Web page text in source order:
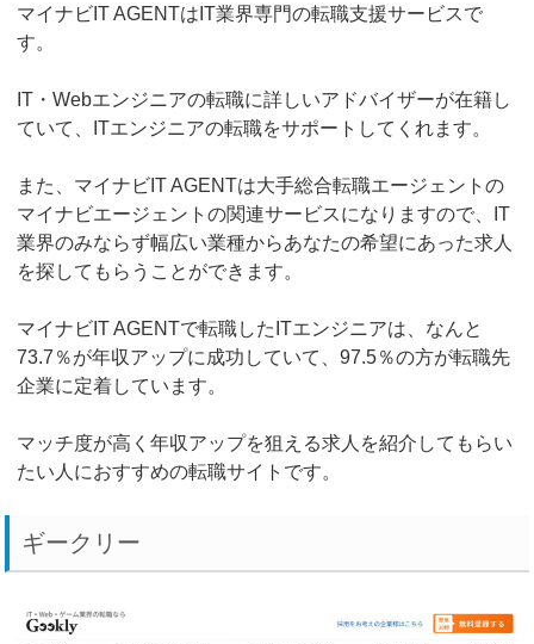
マイナビIT AGENTはIT業界専門の転職支援サービスで
す。
IT・Webエンジニアの転職に詳しいアドバイザーが在籍し
ていて、ITエンジニアの転職をサポートしてくれます。
また、マイナビIT AGENTは大手総合転職エージェントの
マイナビエージェントの関連サービスになりますので、IT
業界のみならず幅広い業種からあなたの希望にあった求人
を探してもらうことができます。
マイナビIT AGENTで転職したITエンジニアは、なんと
73.7％が年収アップに成功していて、97.5％の方が転職先
企業に定着しています。
マッチ度が高く年収アップを狙える求人を紹介してもらい
たい人におすすめの転職サイトです。
ギークリー